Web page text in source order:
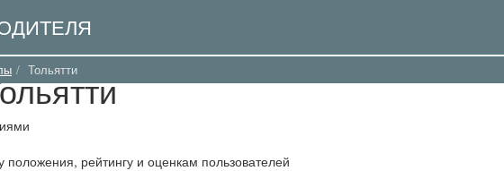
Тольятти
рейтингу и оценкам пользователей